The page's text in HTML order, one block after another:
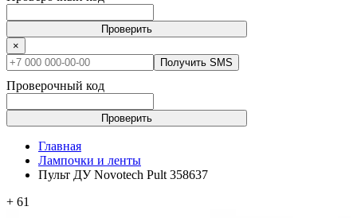
Проверить
×
Получить SMS
Проверочный код
Проверить
Главная
Лампочки и ленты
Пульт ДУ Novotech Pult 358637
+ 61